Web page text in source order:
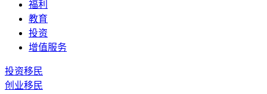
福利
教育
投资
增值服务
投资移民
创业移民